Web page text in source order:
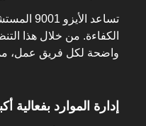
تساعد
الكفاءة. من خلال هذا
واضحة لكل فريق عمل،
إدارة الموارد بفعالية